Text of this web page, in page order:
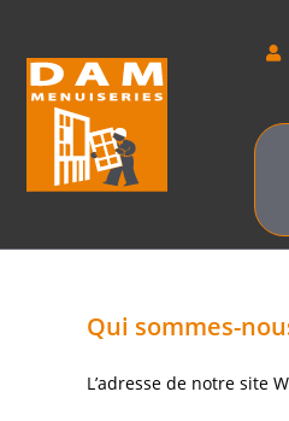
Qui sommes-
L’adresse de notre site